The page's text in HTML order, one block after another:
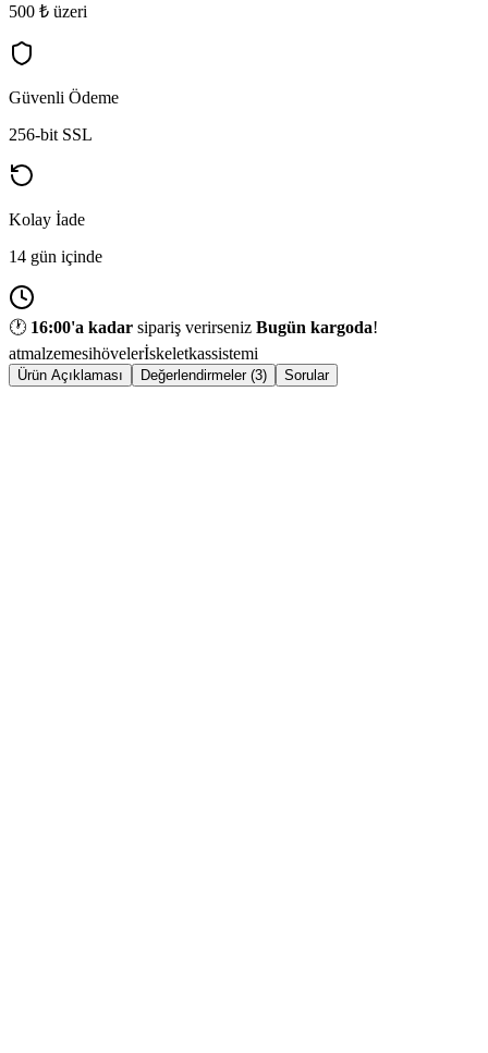
500 ₺ üzeri
Güvenli Ödeme
256-bit SSL
Kolay İade
14 gün içinde
🕐 16:00'a kadar sipariş verirseniz Bugün kargoda!
atmalzemesihövelerİskeletkassistemi
Ürün Açıklaması Değerlendirmeler (3) Sorular